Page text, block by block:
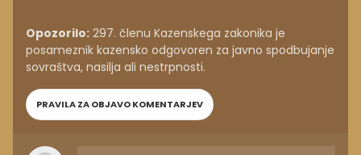
Opozorilo: 297. členu Kazenskega zakonika je
posameznik kazensko odgovoren za javno spodbujanje
sovraštva, nasilja ali nestrpnosti.
PRAVILA ZA OBJAVO KOMENTARJEV